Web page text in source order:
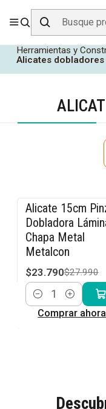
ENVÍO GRATIS
Herramientas y
Alicates dobladores
-15% OFF
Alicate 15cm
Dobladora
Chapa Metal
Metalcon
$23.790$27.990
Cantidad
Comprar ahora